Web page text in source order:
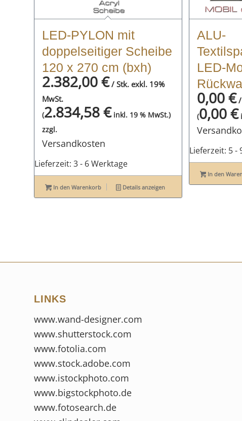
LED-PYLON mit
doppelseitiger Scheibe
120 x 270 cm (bxh)
2.382,00€/ Stk. exkl. 19%
MwSt.
(2.834,58€inkl. 19 % MwSt.)
zzgl.
Versandkosten
Lieferzeit: 3 - 6 Werktage
In den Warenkorb Details anzeigen
ALU-
LED-
0,00€/
(0,00€
Lieferzeit: 5 -
In den
LINKS
www.wand-designer.com
www.shutterstock.com
www.fotolia.com
www.stock.adobe.com
www.istockphoto.com
www.bigstockphoto.de
www.fotosearch.de